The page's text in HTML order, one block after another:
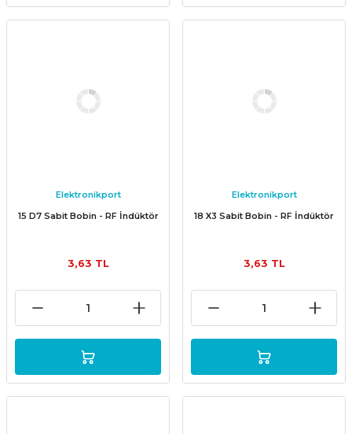
Elektronikport
15 D7 Sabit Bobin - RF İndüktör
3,63 TL
Elektronikport
18 X3 Sabit Bobin - RF İndüktör
3,63 TL